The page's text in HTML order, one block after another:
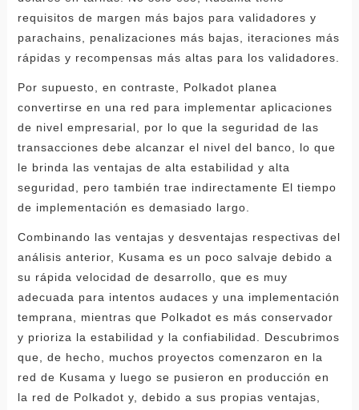
requisitos de margen más bajos para validadores y
parachains, penalizaciones más bajas, iteraciones más
rápidas y recompensas más altas para los validadores.
Por supuesto, en contraste, Polkadot planea
convertirse en una red para implementar aplicaciones
de nivel empresarial, por lo que la seguridad de las
transacciones debe alcanzar el nivel del banco, lo que
le brinda las ventajas de alta estabilidad y alta
seguridad, pero también trae indirectamente El tiempo
de implementación es demasiado largo.
Combinando las ventajas y desventajas respectivas del
análisis anterior, Kusama es un poco salvaje debido a
su rápida velocidad de desarrollo, que es muy
adecuada para intentos audaces y una implementación
temprana, mientras que Polkadot es más conservador
y prioriza la estabilidad y la confiabilidad. Descubrimos
que, de hecho, muchos proyectos comenzaron en la
red de Kusama y luego se pusieron en producción en
la red de Polkadot y, debido a sus propias ventajas,